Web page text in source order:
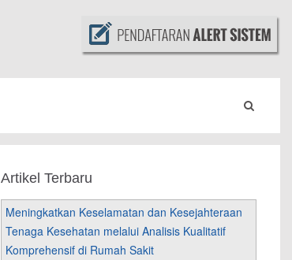
Artikel Terbaru
Meningkatkan Keselamatan dan Kesejahteraan
Tenaga Kesehatan melalui Analisis Kualitatif
Komprehensif di Rumah Sakit